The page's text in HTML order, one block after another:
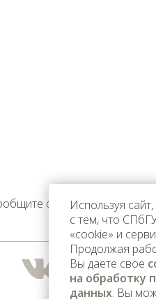
об этомИспользуя
с тем, что
«cookie» и
Продолжая
Вы даете свое
на обработку
данных. Вы